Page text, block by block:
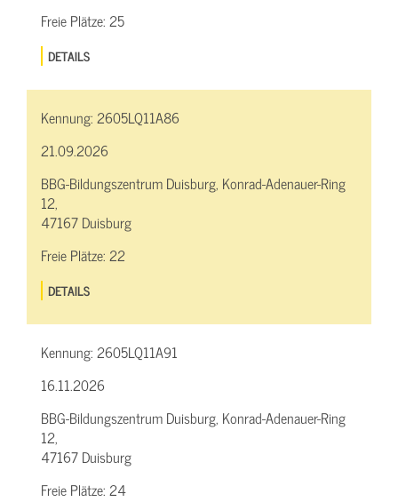
Freie Plätze:25
DETAILS
Kennung:2605LQ11A86
21.09.2026
BBG-Bildungszentrum Duisburg, Konrad-Adenauer-Ring
12,
47167 Duisburg
Freie Plätze:22
DETAILS
Kennung:2605LQ11A91
16.11.2026
BBG-Bildungszentrum Duisburg, Konrad-Adenauer-Ring
12,
47167 Duisburg
Freie Plätze:24